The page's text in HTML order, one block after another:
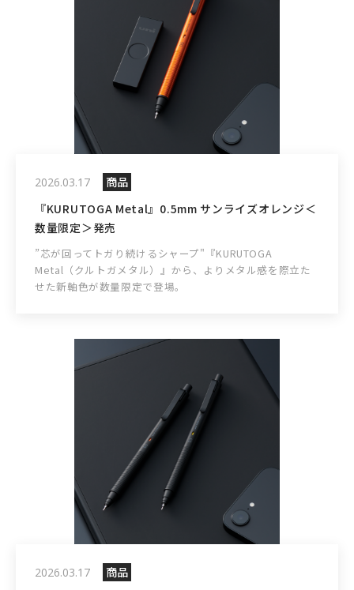
2026.03.17
商品
『KURUTOGA Metal』0.5mm サンライズオレンジ＜
数量限定＞発売
”芯が回ってトガり続けるシャープ"『KURUTOGA
Metal（クルトガメタル）』から、よりメタル感を際立た
せた新軸色が数量限定で登場。
2026.03.17
商品